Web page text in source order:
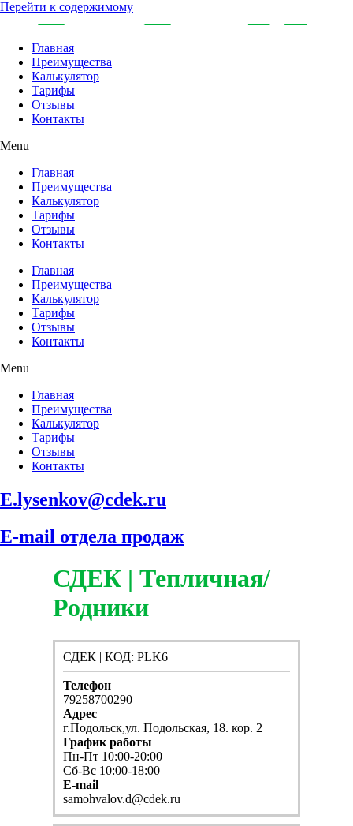
Перейти к содержимому
Главная
Преимущества
Калькулятор
Тарифы
Отзывы
Контакты
Menu
Главная
Преимущества
Калькулятор
Тарифы
Отзывы
Контакты
Главная
Преимущества
Калькулятор
Тарифы
Отзывы
Контакты
Menu
Главная
Преимущества
Калькулятор
Тарифы
Отзывы
Контакты
E.lysenkov@cdek.ru
E-mail отдела продаж
СДЕК | Тепличная/
Родники
СДЕК | КОД: PLK6
Телефон
79258700290
Адрес
г.Подольск,ул. Подольская, 18. кор. 2
График работы
Пн-Пт 10:00-20:00
Сб-Вс 10:00-18:00
E-mail
samohvalov.d@cdek.ru